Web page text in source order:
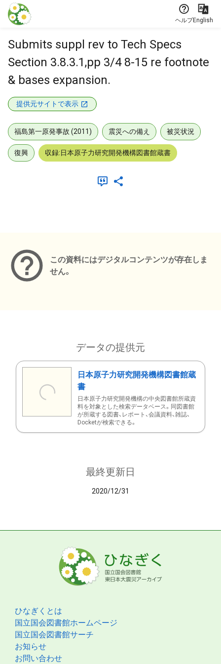
本文に飛ぶ
ヘルプEnglish
Submits suppl rev to Tech Specs
Section 3.8.3.1,pp 3/4 8-15 re footnote
& bases expansion.
提供元サイトで表示
福島第一原発事故 (2011) 震災への備え 被災状況
復興 収録:日本原子力研究開発機構図書館蔵書
この資料にはデジタルコンテンツが存在しま
せん。
データの提供元
日本原子力研究開発機構図書館蔵
書
日本原子力研究開発機構の中央図書館所蔵資
料を対象とした検索データベース。同図書館
が所蔵する図書、レポート、会議資料、雑誌、
Docketが検索できる。
最終更新日
2020/12/31
ひなぎくとは
国立国会図書館ホームページ
国立国会図書館サーチ
お知らせ
お問い合わせ